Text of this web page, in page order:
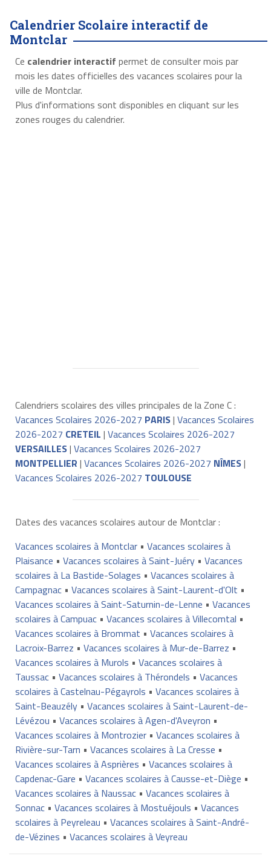
Calendrier Scolaire interactif de
Montclar
Ce calendrier interactif permet de consulter mois par
mois les dates officielles des vacances scolaires pour la
ville de Montclar.
Plus d'informations sont disponibles en cliquant sur les
zones rouges du calendrier.
Calendriers scolaires des villes principales de la Zone C :
Vacances Scolaires 2026-2027 PARIS| Vacances Scolaires
2026-2027 CRETEIL | Vacances Scolaires 2026-2027
VERSAILLES| Vacances Scolaires 2026-2027
MONTPELLIER | Vacances Scolaires 2026-2027 NÎMES|
Vacances Scolaires 2026-2027 TOULOUSE
Dates des vacances scolaires autour de Montclar :
Vacances scolaires à Montclar• Vacances scolaires à
Plaisance • Vacances scolaires à Saint-Juéry• Vacances
scolaires à La Bastide-Solages • Vacances scolaires à
Campagnac• Vacances scolaires à Saint-Laurent-d'Olt •
Vacances scolaires à Saint-Saturnin-de-Lenne • Vacances
scolaires à Campuac• Vacances scolaires à Villecomtal •
Vacances scolaires à Brommat • Vacances scolaires à
Lacroix-Barrez • Vacances scolaires à Mur-de-Barrez •
Vacances scolaires à Murols • Vacances scolaires à
Taussac• Vacances scolaires à Thérondels • Vacances
scolaires à Castelnau-Pégayrols • Vacances scolaires à
Saint-Beauzély• Vacances scolaires à Saint-Laurent-de-
Lévézou • Vacances scolaires à Agen-d'Aveyron •
Vacances scolaires à Montrozier• Vacances scolaires à
Rivière-sur-Tarn • Vacances scolaires à La Cresse •
Vacances scolaires à Asprières • Vacances scolaires à
Capdenac-Gare • Vacances scolaires à Causse-et-Diège •
Vacances scolaires à Naussac• Vacances scolaires à
Sonnac• Vacances scolaires à Mostuéjouls • Vacances
scolaires à Peyreleau • Vacances scolaires à Saint-André-
de-Vézines • Vacances scolaires à Veyreau